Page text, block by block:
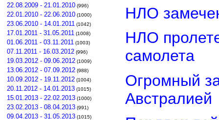
22.08.2009 - 21.01.2010 (996)
22.01.2010 - 22.06.2010 (1000)
23.06.2010 - 14.01.2011 (1042)
17.01.2011 - 31.05.2011 (1008)
01.06.2011 - 03.11.2011 (1003)
07.11.2011 - 16.03.2012 (996)
19.03.2012 - 09.06.2012 (1009)
13.06.2012 - 07.09.2012 (988)
10.09.2012 - 19.11.2012 (1004)
20.11.2012 - 14.01.2013 (1015)
15.01.2013 - 22.02.2013 (1000)
23.02.2013 - 08.04.2013 (991)
09.04.2013 - 31.05.2013 (1015)
НЛО
НЛО
самолета
Огромный
Австралией